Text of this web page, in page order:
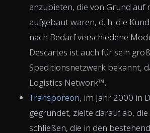
anzubieten, die von Grund auf
aufgebaut waren, d. h. die
nach Bedarf verschiedene
Descartes ist auch für sein
Speditionsnetzwerk bekannt,
Logistics Network™.
Transporeon, im Jahr 2000 in
gegründet, zielte darauf ab, die
schließen, die in den